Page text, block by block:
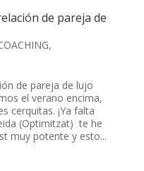
de pareja de
,
de pareja de lujo
el verano encima,
cerquitas. ¡Ya falta
(Optimitzat) te he
muy potente y esto...